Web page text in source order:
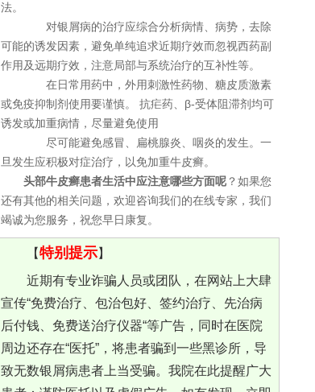
法。
对银屑病的治疗应综合分析病情、病势，去除
可能的诱发因素，避免单纯追求近期疗效而忽视西药副
作用及远期疗效，注意局部与系统治疗的互补性等。
在日常用药中，外用刺激性药物、糖皮质激素
或免疫抑制剂使用要谨慎。 抗疟药、β-受体阻滞剂均可
诱发或加重病情，尽量避免使用
尽可能避免感冒、扁桃腺炎、咽炎的发生。一
旦发生应积极对症治疗，以免加重牛皮癣。
头部牛皮癣患者生活中应注意哪些方面呢 ？如果您
还有其他的相关问题，欢迎咨询我们的在线专家，我们
竭诚为您服务，祝您早日康复。
【特别提示】
近期有专业诈骗人员或团队，在网站上大肆
宣传“免费治疗、包治包好、签约治疗、先治病
后付钱、免费送治疗仪器“等广告，同时在医院
周边还存在“医托”，将患者骗到一些黑诊所，导
致无数银屑病患者上当受骗。我院在此提醒广大